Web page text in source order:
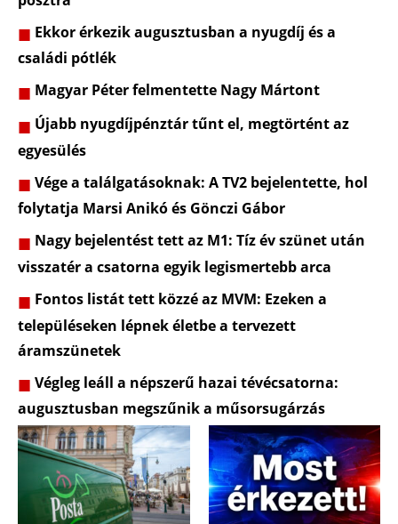
Ekkor érkezik augusztusban a nyugdíj és a
családi pótlék
Magyar Péter felmentette Nagy Mártont
Újabb nyugdíjpénztár tűnt el, megtörtént az
egyesülés
Vége a találgatásoknak: A TV2 bejelentette, hol
folytatja Marsi Anikó és Gönczi Gábor
Nagy bejelentést tett az M1: Tíz év szünet után
visszatér a csatorna egyik legismertebb arca
Fontos listát tett közzé az MVM: Ezeken a
településeken lépnek életbe a tervezett
áramszünetek
Végleg leáll a népszerű hazai tévécsatorna:
augusztusban megszűnik a műsorsugárzás